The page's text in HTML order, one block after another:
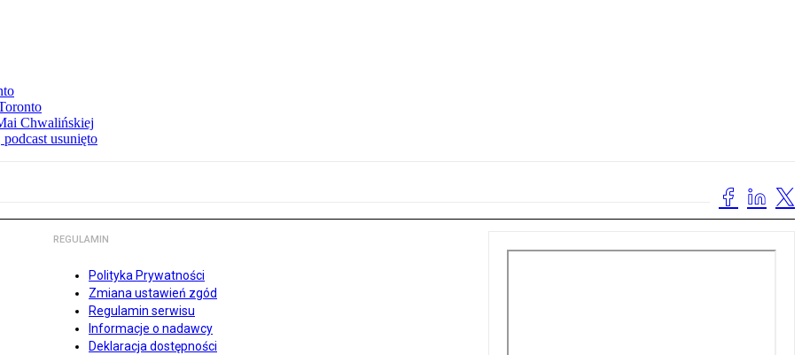
Chwalińskiej
podcast usunięto
REGULAMIN
Polityka Prywatności
Zmiana ustawień zgód
Regulamin serwisu
Informacje o nadawcy
Deklaracja dostępności